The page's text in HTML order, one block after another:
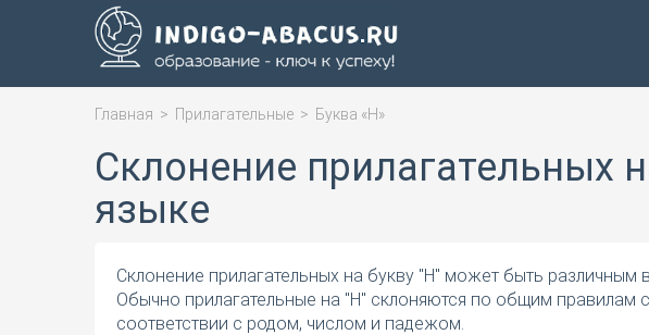
Главная > Прилагательные > Буква «Н»
Склонение прилагательных
языке
Склонение прилагательных на букву "Н" может быть различным
Обычно прилагательные на "Н" склоняются по общим правилам
соответствии с родом, числом и падежом.